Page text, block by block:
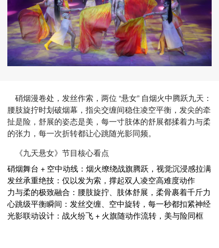
硝烟漫卷处，发丝作索，两位 “悬女” 自烟火中腾跃九天：
腰肢旋拧时划破烟幕，指尖交缠间稳住凌空平衡，发尖的牵
扯是险，舒展的姿态是美，每一寸肢体的舒展都揉着力与柔
的张力，每一次折转都让心跳随光影同频。
《九天悬女》节目核心看点
硝烟舞台 + 空中动线：烟火缭绕战旗腾跃，视觉沉浸感拉满
发丝承重绝技：仅以发为索，撑起双人凌空高难度动作
力与柔的极致融合：腰肢旋拧、肢体舒展，柔骨裹着千斤力
心跳级平衡瞬间：发丝交缠、空中旋转，每一秒都扣紧神经
光影联动设计：战火纷飞 + 火旗随动作流转，美与险同框